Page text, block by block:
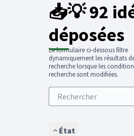
📥💡 92
déposées
Le formulaire ci-dessous filtre
dynamiquement les résultats
recherche lorsque les
recherche sont modifiées.
État